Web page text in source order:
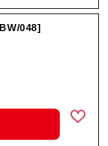
048]